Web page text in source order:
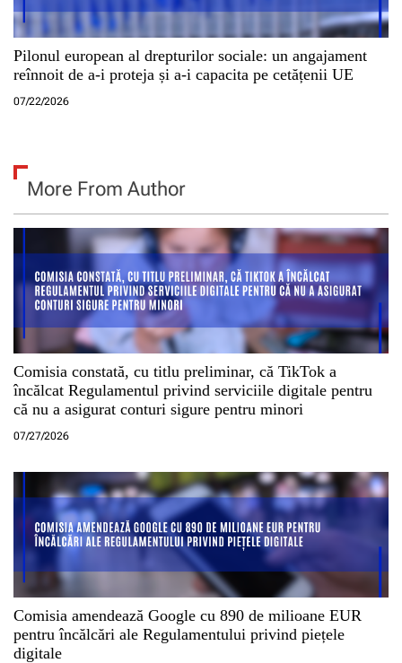
Pilonul european al drepturilor sociale: un angajament
reînnoit de a-i proteja și a-i capacita pe cetățenii UE
07/22/2026
More From Author
Comisia constată, cu titlu preliminar, că TikTok a
încălcat Regulamentul privind serviciile digitale pentru
că nu a asigurat conturi sigure pentru minori
07/27/2026
Comisia amendează Google cu 890 de milioane EUR
pentru încălcări ale Regulamentului privind piețele
digitale